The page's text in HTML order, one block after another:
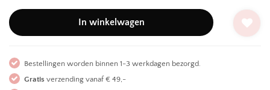
In winkelwagen
Bestellingen worden binnen 1-3 werkdagen bezorgd.
Gratis verzending vanaf € 49,-